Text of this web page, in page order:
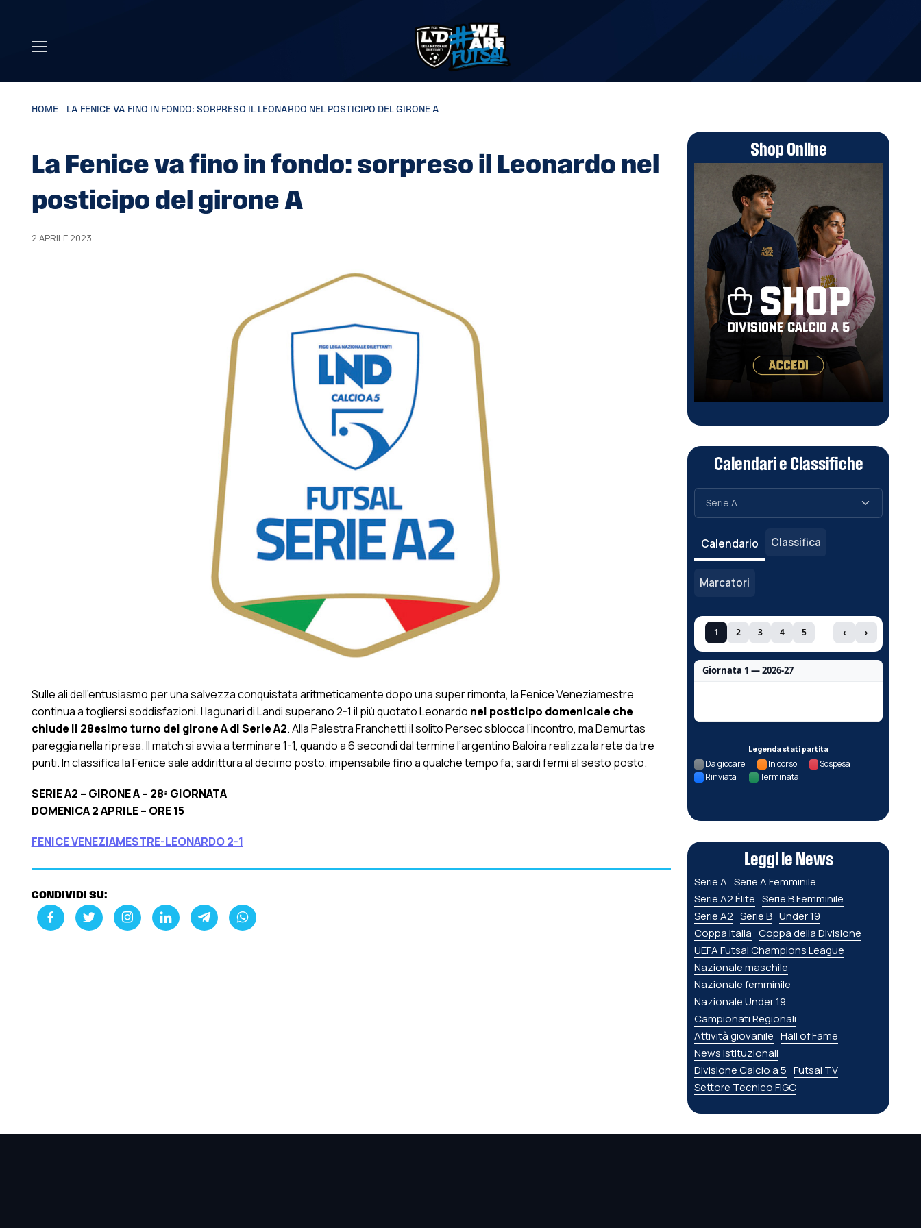
HOME LA FENICE VA FINO IN FONDO: SORPRESO IL LEONARDO NEL POSTICIPO DEL GIRONE A
La Fenice va fino in fondo: sorpreso il Leonardo nel
posticipo del girone A
2 APRILE 2023
Sulle ali dell’entusiasmo per una salvezza conquistata aritmeticamente dopo una super rimonta, la Fenice Veneziamestre
continua a togliersi soddisfazioni. I lagunari di Landi superano 2-1 il più quotato Leonardo nel posticipo domenicale che
chiude il 28esimo turno del girone A di Serie A2. Alla Palestra Franchetti il solito Persec sblocca l’incontro, ma Demurtas
pareggia nella ripresa. Il match si avvia a terminare 1-1, quando a 6 secondi dal termine l’argentino Baloira realizza la rete da tre
punti. In classifica la Fenice sale addirittura al decimo posto, impensabile fino a qualche tempo fa; sardi fermi al sesto posto.
SERIE A2 – GIRONE A – 28ª GIORNATA
DOMENICA 2 APRILE – ORE 15
FENICE VENEZIAMESTRE-LEONARDO 2-1
CONDIVIDI SU:
Shop Online
Calendari e Classifiche
Calendario Classifica
Marcatori
1 2 3 4 5 ‹ ›
Giornata 1 — 2026-27
Legenda stati partita
Da giocare In corso
Sospesa
Rinviata
Terminata
Leggi le News
Serie A Serie A Femminile
Serie A2 Élite Serie B Femminile
Serie A2 Serie B Under 19
Coppa Italia Coppa della Divisione
UEFA Futsal Champions League
Nazionale maschile
Nazionale femminile
Nazionale Under 19
Campionati Regionali
Attività giovanile Hall of Fame
News istituzionali
Divisione Calcio a 5 Futsal TV
Settore Tecnico FIGC